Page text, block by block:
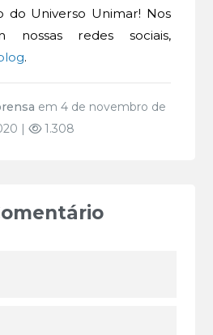
do Universo Unimar! Nos
nossas redes sociais,
.
em 4 de novembro de
|
1.308